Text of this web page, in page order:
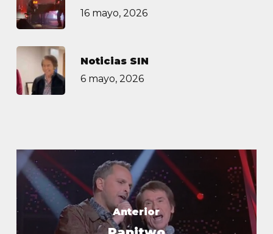
16 mayo, 2026
Noticias SIN
6 mayo, 2026
Anterior